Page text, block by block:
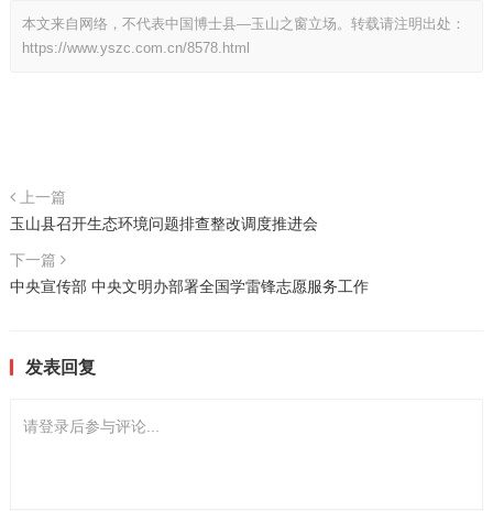
本文来自网络，不代表中国博士县—玉山之窗立场。转载请注明出处：
https://www.yszc.com.cn/8578.html
上一篇
玉山县召开生态环境问题排查整改调度推进会
下一篇
中央宣传部 中央文明办部署全国学雷锋志愿服务工作
发表回复
请登录后参与评论...